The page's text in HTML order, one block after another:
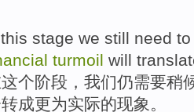
this stage we still need to
turmoil will
这个阶段 ， 我们仍需要稍
成更为实际的现象。